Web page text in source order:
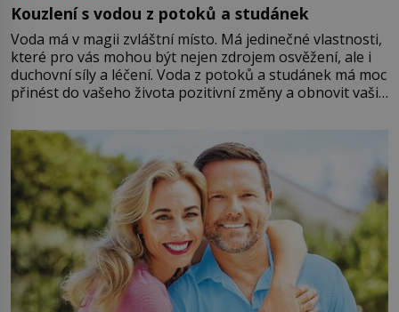
Kouzlení s vodou z potoků a studánek
Voda má v magii zvláštní místo. Má jedinečné vlastnosti,
které pro vás mohou být nejen zdrojem osvěžení, ale i
duchovní síly a léčení. Voda z potoků a studánek má moc
přinést do vašeho života pozitivní změny a obnovit vaši
můžete obohatit své rituály a přinést do svého života
větší harmonii a klid. Je důležité